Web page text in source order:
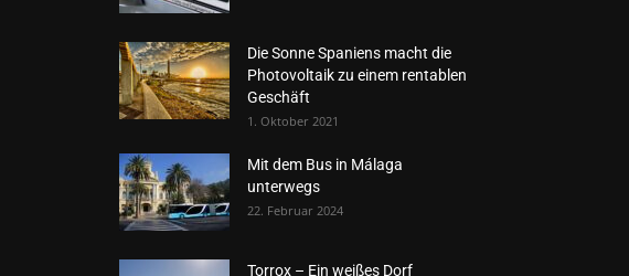
Die Sonne Spaniens macht die
Photovoltaik zu einem rentablen
Geschäft
1. Oktober 2021
Mit dem Bus in Málaga
unterwegs
22. Februar 2024
Torrox – Ein weißes Dorf